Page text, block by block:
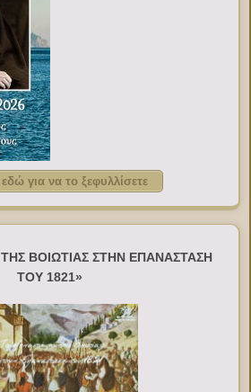
για να το ξεφυλλίσετε
ΒΟΙΩΤΙΑΣ ΣΤΗΝ ΕΠΑΝΑΣΤΑΣΗ
ΤΟΥ 1821»